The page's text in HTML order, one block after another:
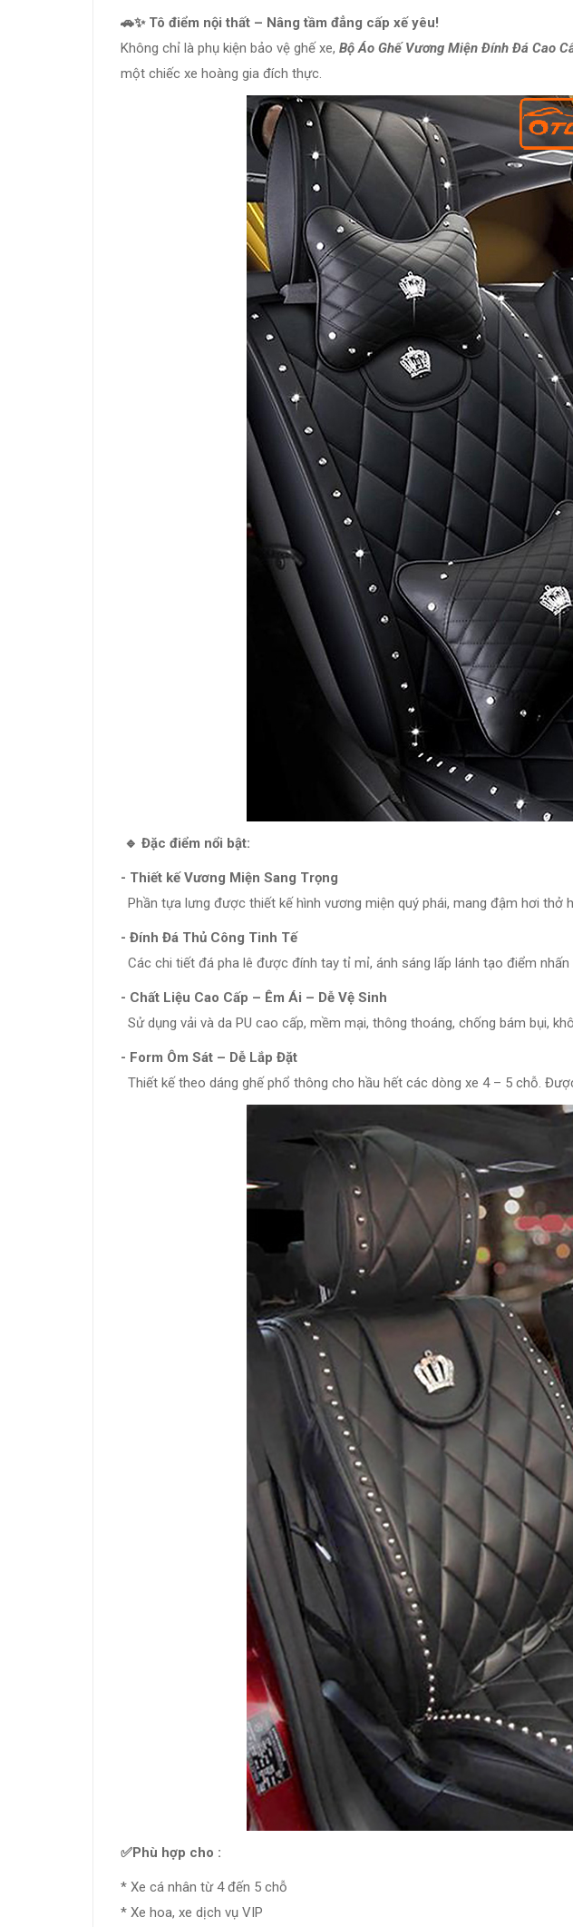
🚗✨ Tô điểm nội thất – Nâng tầm đẳng cấp xế yêu!
Không chỉ là phụ kiện bảo vệ ghế xe, Bộ Áo Ghế Vương Miện Đính Đá Cao
một chiếc xe hoàng gia đích thực.
🔹 Đặc điểm nổi bật:
- Thiết kế Vương Miện Sang Trọng
Phần tựa lưng được thiết kế hình vương miện quý phái, mang đậm hơi thở
- Đính Đá Thủ Công Tinh Tế
Các chi tiết đá pha lê được đính tay tỉ mỉ, ánh sáng lấp lánh tạo điểm
- Chất Liệu Cao Cấp – Êm Ái – Dễ Vệ Sinh
Sử dụng vải và da PU cao cấp, mềm mại, thông thoáng, chống bám bụi,
- Form Ôm Sát – Dễ Lắp Đặt
Thiết kế theo dáng ghế phổ thông cho hầu hết các dòng xe 4 – 5 chỗ.
✅Phù hợp cho :
* Xe cá nhân từ 4 đến 5 chỗ
* Xe hoa, xe dịch vụ VIP